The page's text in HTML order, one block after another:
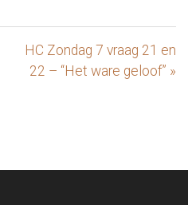
HC Zondag 7 vraag 21 en
22 – “Het ware geloof” »